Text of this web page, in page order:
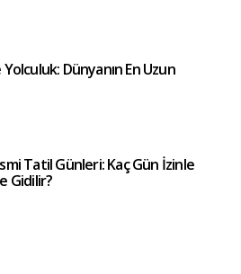
Dünyanın En Uzun
Tatil Günleri: Kaç Gün İzinle
Gidilir?